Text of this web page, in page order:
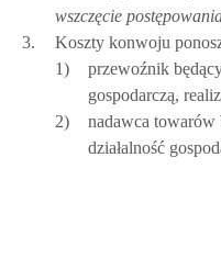
wszczęcie
3.
Koszty konwoju
1)
przewoźnik
gospodarczą,
2)
nadawca towarów
działalność